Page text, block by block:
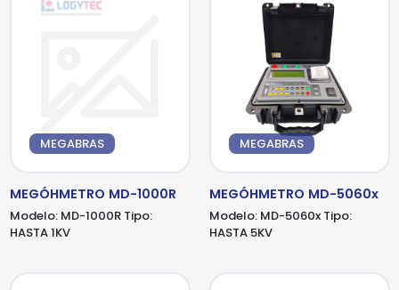
MEGABRAS
MEGÓHMETRO MD-1000R
Modelo: MD-1000RTipo:
HASTA 1KV
MEGABRAS
MEGÓHMETRO MD-5060x
Modelo: MD-5060xTipo:
HASTA 5KV